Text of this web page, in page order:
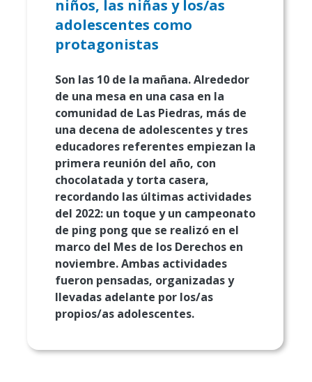
niños, las niñas y los/as
adolescentes como
protagonistas
Son las 10 de la mañana. Alrededor
de una mesa en una casa en la
comunidad de Las Piedras, más de
una decena de adolescentes y tres
educadores referentes empiezan la
primera reunión del año, con
chocolatada y torta casera,
recordando las últimas actividades
del 2022: un toque y un campeonato
de ping pong que se realizó en el
marco del Mes de los Derechos en
noviembre. Ambas actividades
fueron pensadas, organizadas y
llevadas adelante por los/as
propios/as adolescentes.